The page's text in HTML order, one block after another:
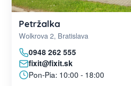
Petržalka
Wolkrova 2, Bratislava
0948 262 555
fixit@fixit.sk
Pon-Pia: 10:00 - 18:00